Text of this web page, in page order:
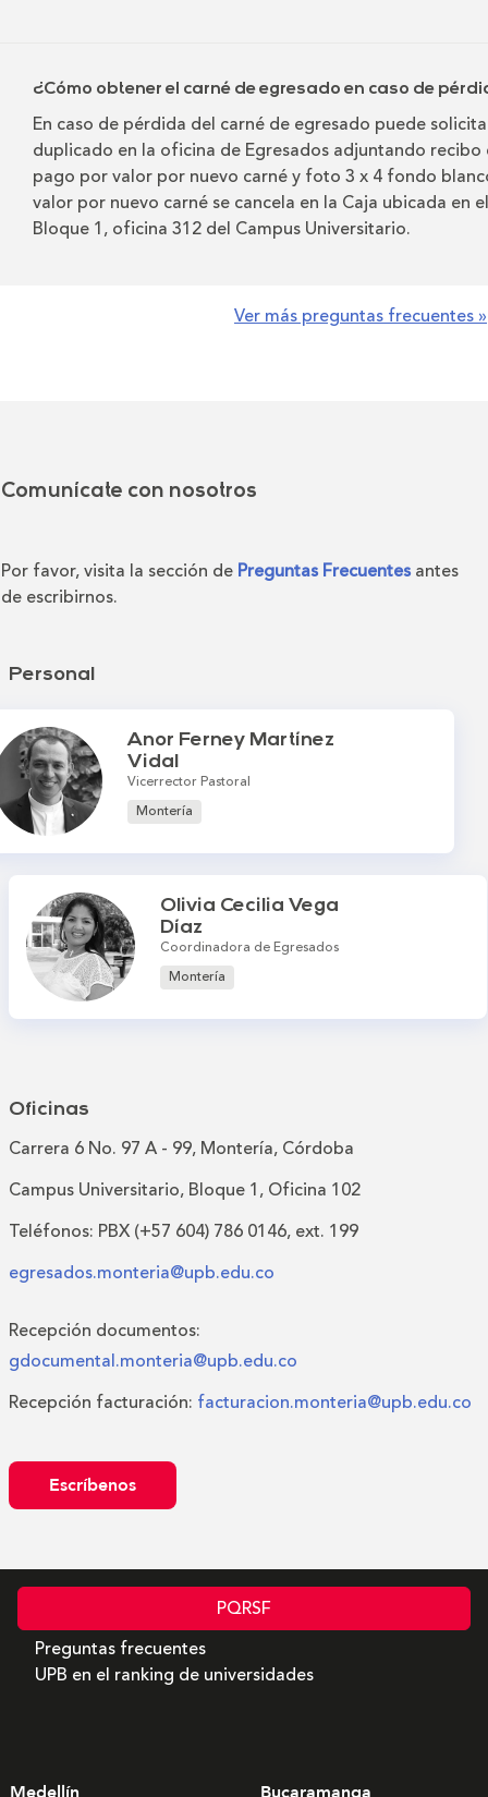
¿Cómo obtener el carné de egresado en caso de
En caso de pérdida del carné de egresado puede
duplicado en la oficina de Egresados adjuntando recibo
pago por valor por nuevo carné y foto 3 x 4 fondo
valor por nuevo carné se cancela en la Caja ubicada en el
Bloque 1, oficina 312 del Campus Universitario.
Ver más preguntas frecuentes »
Comunícate con nosotros
Por favor, visita la sección de Preguntas Frecuentes antes
de escribirnos.
Personal
Anor Ferney Martínez
Vidal
Vicerrector Pastoral
Montería
Olivia Cecilia Vega
Díaz
Coordinadora de Egresados
Montería
Oficinas
Carrera 6 No. 97 A - 99, Montería, Córdoba
Campus Universitario, Bloque 1, Oficina 102
Teléfonos: PBX (+57 604) 786 0146, ext. 199
egresados.monteria@upb.edu.co
Recepción documentos:
gdocumental.monteria@upb.edu.co
Recepción facturación: facturacion.monteria@upb.edu.co
Escríbenos
PQRSF
Preguntas frecuentes
UPB en el ranking de universidades